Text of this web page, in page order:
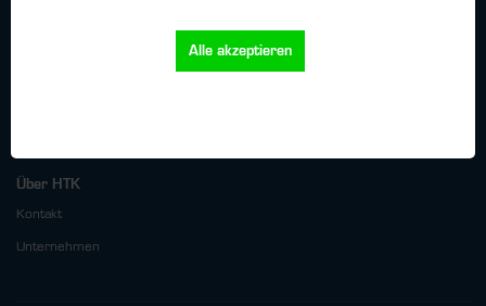
Über HTK
Kontakt
Unternehmen
Alle akzeptieren